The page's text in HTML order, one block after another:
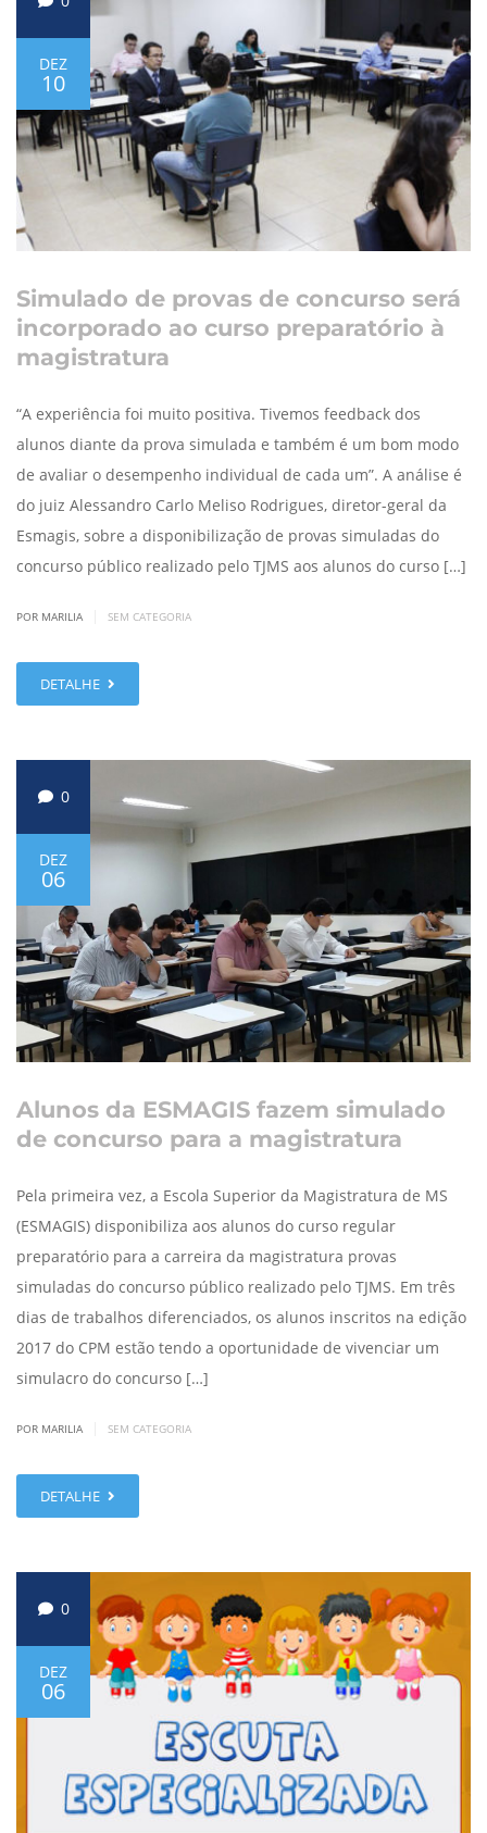
DEZ
10
Simulado de provas de concurso será
incorporado ao curso preparatório à
magistratura
“A experiência foi muito positiva. Tivemos feedback dos
alunos diante da prova simulada e também é um bom modo
de avaliar o desempenho individual de cada um”. A análise é
do juiz Alessandro Carlo Meliso Rodrigues, diretor-geral da
Esmagis, sobre a disponibilização de provas simuladas do
concurso público realizado pelo TJMS aos alunos do curso […]
POR MARILIA SEM CATEGORIA
DETALHE
0
DEZ
06
Alunos da ESMAGIS fazem simulado
de concurso para a magistratura
Pela primeira vez, a Escola Superior da Magistratura de MS
(ESMAGIS) disponibiliza aos alunos do curso regular
preparatório para a carreira da magistratura provas
simuladas do concurso público realizado pelo TJMS. Em três
dias de trabalhos diferenciados, os alunos inscritos na edição
2017 do CPM estão tendo a oportunidade de vivenciar um
simulacro do concurso […]
POR MARILIA SEM CATEGORIA
DETALHE
0
DEZ
06